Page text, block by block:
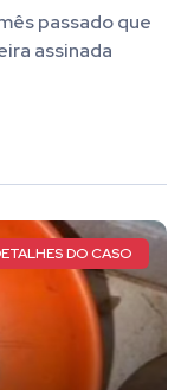
passado que
assinada
DO CASO